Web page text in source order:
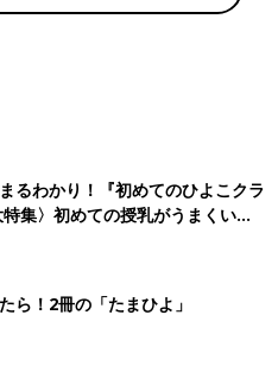
るわかり！『初めてのひよこクラ
集〉初めての授乳がうまくい
クの基本と夏のトラブル 解決テ
ら！2冊の「たまひよ」